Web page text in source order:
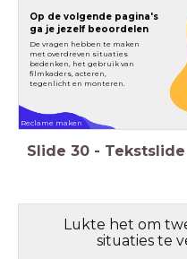
Op de volgende pagina's
ga je jezelf beoordelen
De vragen hebben te maken
met overdreven situaties
bedenken, het gebruik van
filmkaders, acteren,
tegenlicht en monteren.
Reclame maken
Slide 30 - Tekstslide
Lukte het om
situaties te